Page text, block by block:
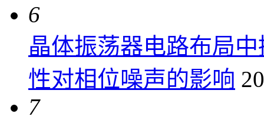
6
晶体振荡器电路布局
性对相位噪声的影响
7